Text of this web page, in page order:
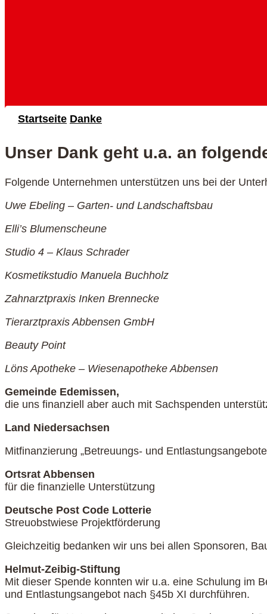
Startseite Danke
Unser Dank geht u.a. an
Folgende Unternehmen unterstützen uns bei der
Uwe Ebeling – Garten- und Landschaftsbau
Elli’s Blumenscheune
Studio 4 – Klaus Schrader
Kosmetikstudio Manuela Buchholz
Zahnarztpraxis Inken Brennecke
Tierarztpraxis Abbensen GmbH
Beauty Point
Löns Apotheke – Wiesenapotheke Abbensen
Gemeinde Edemissen,
die uns finanziell aber auch mit Sachspenden
Land Niedersachsen
Mitfinanzierung „Betreuungs- und
Ortsrat Abbensen
für die finanzielle Unterstützung
Deutsche Post Code Lotterie
Streuobstwiese Projektförderung
Gleichzeitig bedanken wir uns bei allen Sponsoren,
Helmut-Zeibig-Stiftung
Mit dieser Spende konnten wir u.a. eine Schulung im
und Entlastungsangebot nach §45b XI durchführen.